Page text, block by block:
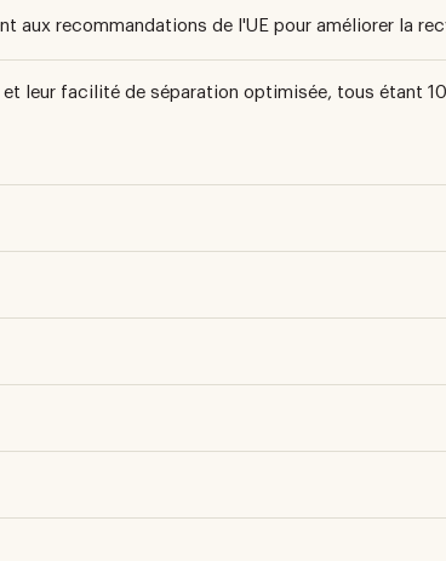
aux recommandations de l'UE pour améliorer la
leur facilité de séparation optimisée, tous étant